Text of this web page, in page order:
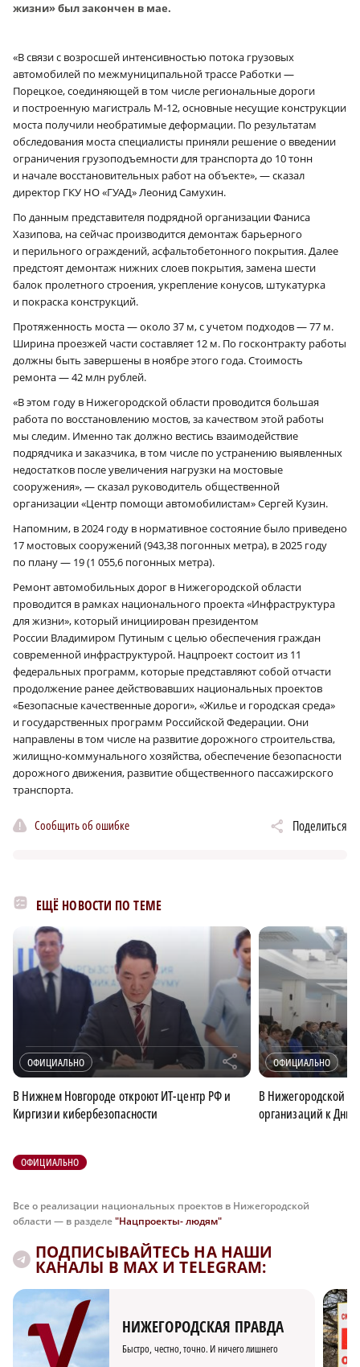
жизни» был закончен в мае.
«В связи с возросшей интенсивностью потока грузовых
автомобилей по межмуниципальной трассе Работки —
Порецкое, соединяющей в том числе региональные дороги
и построенную магистраль М‑12, основные несущие конструкции
моста получили необратимые деформации. По результатам
обследования моста специалисты приняли решение о введении
ограничения грузоподъемности для транспорта до 10 тонн
и начале восстановительных работ на объекте», — сказал
директор ГКУ НО «ГУАД» Леонид Самухин.
По данным представителя подрядной организации Фаниса
Хазипова, на сейчас производится демонтаж барьерного
и перильного ограждений, асфальтобетонного покрытия. Далее
предстоят демонтаж нижних слоев покрытия, замена шести
балок пролетного строения, укрепление конусов, штукатурка
и покраска конструкций.
Протяженность моста — около 37 м, с учетом подходов — 77 м.
Ширина проезжей части составляет 12 м. По госконтракту работы
должны быть завершены в ноябре этого года. Стоимость
ремонта — 42 млн рублей.
«В этом году в Нижегородской области проводится большая
работа по восстановлению мостов, за качеством этой работы
мы следим. Именно так должно вестись взаимодействие
подрядчика и заказчика, в том числе по устранению выявленных
недостатков после увеличения нагрузки на мостовые
сооружения», — сказал руководитель общественной
организации «Центр помощи автомобилистам» Сергей Кузин.
Напомним, в 2024 году в нормативное состояние было приведено
17 мостовых сооружений (943,38 погонных метра), в 2025 году
по плану — 19 (1 055,6 погонных метра).
Ремонт автомобильных дорог в Нижегородской области
проводится в рамках национального проекта «Инфраструктура
для жизни», который инициирован президентом
России Владимиром Путиным с целью обеспечения граждан
современной инфраструктурой. Нацпроект состоит из 11
федеральных программ, которые представляют собой отчасти
продолжение ранее действовавших национальных проектов
«Безопасные качественные дороги», «Жилье и городская среда»
и государственных программ Российской Федерации. Они
направлены в том числе на развитие дорожного строительства,
жилищно-коммунального хозяйства, обеспечение безопасности
дорожного движения, развитие общественного пассажирского
транспорта.
Сообщить об ошибке Поделиться
ЕЩЁ НОВОСТИ ПО ТЕМЕ
ОФИЦИАЛЬНО r
В Нижнем Новгороде откроют ИТ-центр РФ и
Киргизии кибербезопасности
ОФИЦИАЛЬНО
В Нижегородской
организаций к Дню
ОФИЦИАЛЬНО
Все о реализации национальных проектов в Нижегородской
области — в разделе"Нацпроекты- людям"
ПОДПИСЫВАЙТЕСЬ НА НАШИ
КАНАЛЫ В MAX И TELEGRAM:
НИЖЕГОРОДСКАЯ ПРАВДА
Быстро, честно, точно. И ничего лишнего